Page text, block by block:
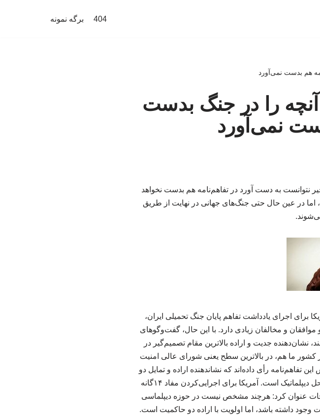
404 برگه نمونه
هم بدست نمی‌آورد
را در جنگ بدست
نمی‌آورد
نتوانست به دست آورد در تفاهم‌نامه هم بدست نخواهد
اما در عین حال حتی جنگ‌های جهانی در نهایت از طریق
اجرای یادداشت تفاهم پایان جنگ تحمیلی ایران،
و مخالفان زیادی دارد. با این حال، گفت‌وگوهای
نشان‌دهنده جدیت و اراده بالاترین مقام تصمیم‌گیر در
کشور ما هم، در بالاترین سطح یعنی شورای عالی امنیت
تفاهم‌نامه رأی داده‌اند که نشاندهنده اراده و تمایل دو
کشور برای پایان دادن به تخاصمات جاری و حرکت به سمت راه‌حل دیپلماتیک است. آمریکا برای اجرایی‌کردن مفاد ۱۴گانه
عنوان کرد: هرچند مشخص نیست در حوزه دیپلماسی
داشته باشد، اما اولویت با اراده دو حاکمیت است.